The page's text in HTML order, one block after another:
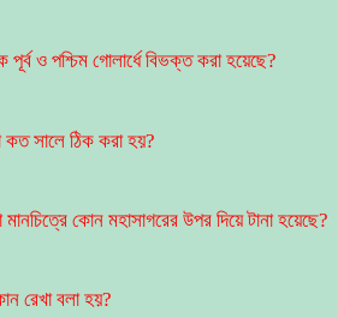
ও পশ্চিম গোলার্ধে বিভক্ত করা হয়েছে?
সালে ঠিক করা হয়?
কোন মহাসাগরের উপর দিয়ে টানা হয়েছে?
রেখা বলা হয়?